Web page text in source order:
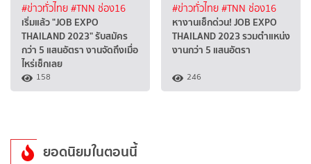
#ข่าวทั่วไทย#TNN ช่อง16
เริ่มแล้ว "JOB EXPO
THAILAND 2023" รับสมัคร
กว่า 5 แสนอัตรา งานจัดถึงเมื่อ
ไหร่เช็กเลย
158
#ข่าวทั่วไทย#TNN ช่อง16
หางานเช็กด่วน! JOB EXPO
THAILAND 2023 รวมตำแหน่ง
งานกว่า 5 แสนอัตรา
246
ยอดนิยมในตอนนี้